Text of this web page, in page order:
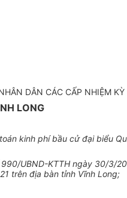
DÂN CÁC CẤP NHIỆM
LONG
kinh phí bầu cử đại biểu
UBND-KTTH ngày 30/3/
trên địa bàn tỉnh Vĩnh Long;